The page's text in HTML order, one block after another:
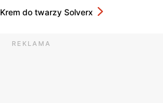
Krem do twarzy Solverx
REKLAMA